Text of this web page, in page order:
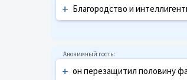
+ Благородство и
+ он перезащитил половину